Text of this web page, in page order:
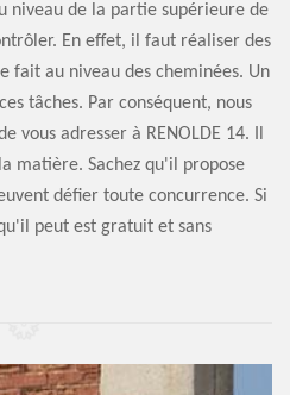
niveau de la partie supérieure de
En effet, il faut réaliser des
fait au niveau des cheminées. Un
tâches. Par conséquent, nous
vous adresser à RENOLDE 14. Il
matière. Sachez qu'il propose
défier toute concurrence. Si
peut est gratuit et sans